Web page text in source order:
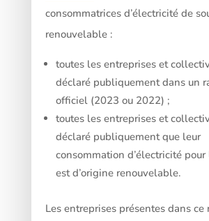
consommatrices d’électricité de
renouvelable :
toutes les entreprises et
déclaré publiquement dans un
officiel (2023 ou 2022) ;
toutes les entreprises et
déclaré publiquement que leur
consommation d’électricité pour
est d’origine renouvelable.
Les entreprises présentes dans ce